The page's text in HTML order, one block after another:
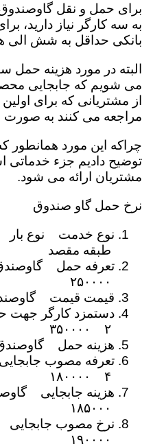
برای حمل و نقل
به سه کارگر نیاز دارید،
بانکی حداقل به شش الی
البته در مورد هزینه حمل
می شویم که جابجایی
از مشتریانی که برای
مراجعه می کنند به صورت
چراکه این مورد
توضیح دادیم جزء
مشتریان ارائه می شود.
نرخ حمل گاو صندوق
نوع خدمت نوع بار
طبقه مقصد
قیمت قیمت گاوصندق ۵۰ همکف ۱
هزینه حمل گاوصندق ۵۰ همکف ۳